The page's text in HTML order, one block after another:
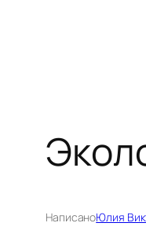
НаписаноЮлия